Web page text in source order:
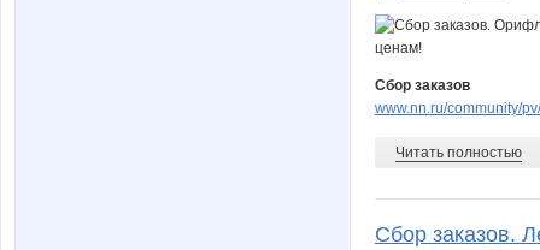
Nautilus
Pristavochka
Сбор заказов
www.nn.ru/community/
Читать полностью
Сбор заказов.